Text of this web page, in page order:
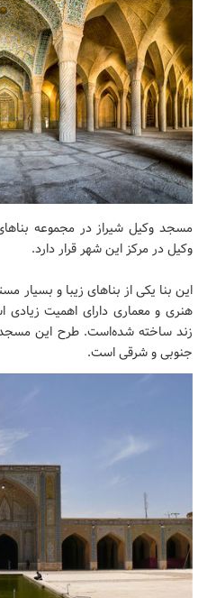
مسجد وکیل شیراز در مجموعه
وکیل در مرکز این شهر قرار دارد.
این بنا یکی از بناهای زیبا و بسیار
هنری و معماری دارای اهمیت
زند ساخته شده‌است. طرح این مسجد
جنوبی و شرقی است.